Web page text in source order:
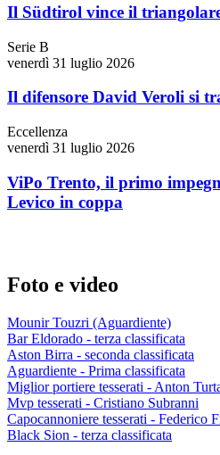
Il Südtirol vince il
Serie B
venerdì 31 luglio 2026
Il difensore David Veroli si
Eccellenza
venerdì 31 luglio 2026
ViPo Trento, il primo
Levico in coppa
Foto e video
Mounir Touzri (Aguardiente)
Bar Eldorado - terza classificata
Aston Birra - seconda classificata
Aguardiente - Prima classificata
Miglior portiere tesserati - Anton
Mvp tesserati - Cristiano Subranni
Capocannoniere tesserati - Federico
Black Sion - terza classificata